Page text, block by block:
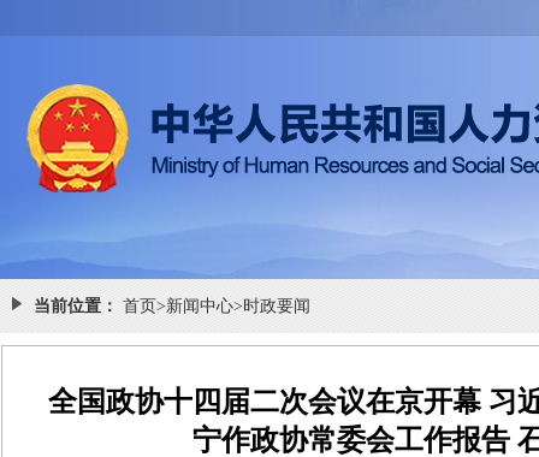
当前位置： 首页>新闻中心>时政要闻
全国政协十四届二次会议在京开幕 习
宁作政协常委会工作报告